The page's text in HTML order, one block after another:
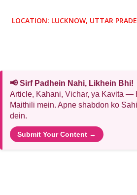
LOCATION: LUCKNOW, UTTAR
📢 Sirf Padhein Nahi, Likhein Bhi!
Article, Kahani, Vichar, ya Kavita —
Maithili mein. Apne shabdon ko
dein.
Submit Your Content →